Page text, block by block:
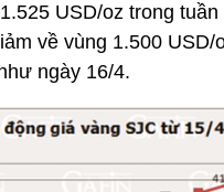
USD/oz trong
về vùng 1.500 USD/
ngày 16/4.